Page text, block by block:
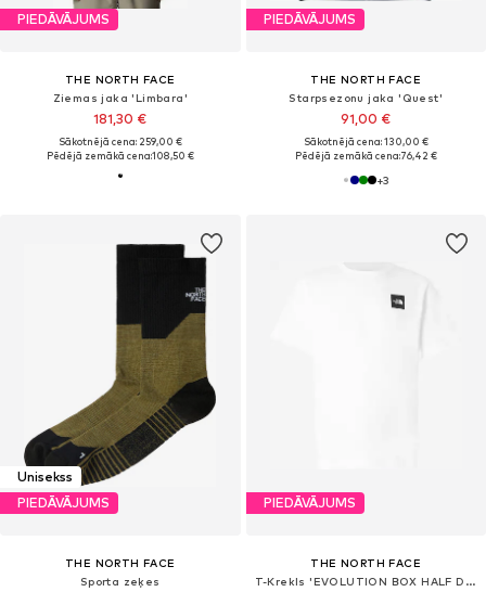
PIEDĀVĀJUMS
THE NORTH FACE
Ziemas jaka 'Limbara'
181,30 €
Sākotnējā cena: 259,00 €
Pēdējā zemākā cena:108,50 €
PIEDĀVĀJUMS
THE NORTH FACE
Starpsezonu jaka 'Quest'
91,00 €
Sākotnējā cena: 130,00 €
Pēdējā zemākā cena:76,42 €
+3
Unisekss
PIEDĀVĀJUMS
THE NORTH FACE
Sporta zeķes
PIEDĀVĀJUMS
THE NORTH FACE
T-Krekls 'EVOLUTION BOX HALF DOME'